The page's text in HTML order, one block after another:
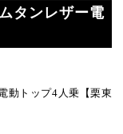
タンレザー電
動トップ4人乗【栗東